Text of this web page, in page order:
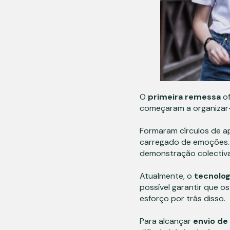
O primeira remessa
começaram a
Formaram círculos de
carregado de
demonstração
Atualmente, o
possível garantir que
esforço por trás disso.
Para alcançar envio